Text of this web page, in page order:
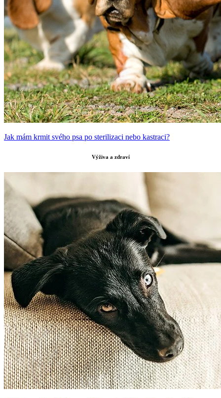
Jak mám krmit svého psa po sterilizaci nebo kastraci?
Výživa a zdraví